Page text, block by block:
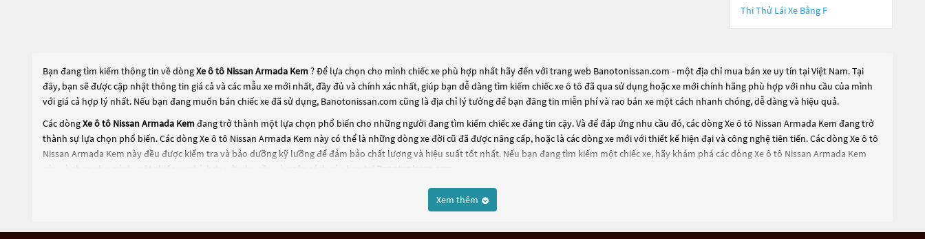
Thi Thử Lái Xe Bằng F
Bạn đang tìm kiếm thông tin về dòngXe ô tô Nissan Armada Kem? Để lựa chọn cho mình chiếc xe phù hợp nhất hãy đến với trang web Banotonissan.com - một địa chỉ mua bán xe uy tín tại Việt Nam. Tại
đây, bạn sẽ được cập nhật thông tin giá cả và các mẫu xe mới nhất, đầy đủ và chính xác nhất, giúp bạn dễ dàng tìm kiếm chiếc xe ô tô đã qua sử dụng hoặc xe mới chính hãng phù hợp với nhu cầu của mình
với giá cả hợp lý nhất. Nếu bạn đang muốn bán chiếc xe đã sử dụng, Banotonissan.com cũng là địa chỉ lý tưởng để bạn đăng tin miễn phí và rao bán xe một cách nhanh chóng, dễ dàng và hiệu quả.
Các dòngXe ô tô Nissan Armada Kemđang trở thành một lựa chọn phổ biến cho những người đang tìm kiếm chiếc xe đáng tin cậy. Và để đáp ứng nhu cầu đó, các dòngXe ô tô Nissan Armada Kem đang trở
thành sự lựa chọn phổ biến. Các dòngXe ô tô Nissan Armada Kem này có thể là những dòng xe đời cũ đã được nâng cấp, hoặc là các dòng xe mới với thiết kế hiện đại và công nghệ tiên tiến. Các dòngXe ô tô
Nissan Armada Kem này đều được kiểm tra và bảo dưỡng kỹ lưỡng để đảm bảo chất lượng và hiệu suất tốt nhất. Nếu bạn đang tìm kiếm một chiếc xe, hãy khám phá các dòngXe ô tô Nissan Armada Kem
này và chọn cho mình một chiếc xe phù hợp với nhu cầu và ngân sách của bạn tại
Xem thêm